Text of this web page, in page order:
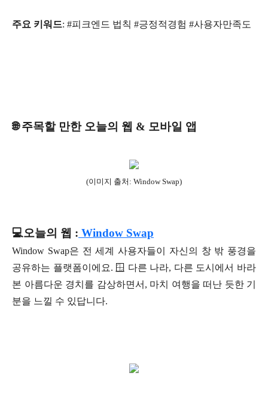
주요 키워드: #피크엔드 법칙 #긍정적경험 #사용자만족도
🌐 주목할 만한 오늘의 웹 & 모바일 앱
(이미지 출처: Window Swap)
💻오늘의 웹 : Window Swap
Window Swap은 전 세계 사용자들이 자신의 창 밖 풍경을
공유하는 플랫폼이에요. 🪟 다른 나라, 다른 도시에서 바라
본 아름다운 경치를 감상하면서, 마치 여행을 떠난 듯한 기
분을 느낄 수 있답니다.